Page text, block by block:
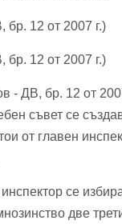
бр. 12 от 2007 г.)
бр. 12 от 2007 г.)
- ДВ, бр. 12 от
съвет се
от главен
се
две